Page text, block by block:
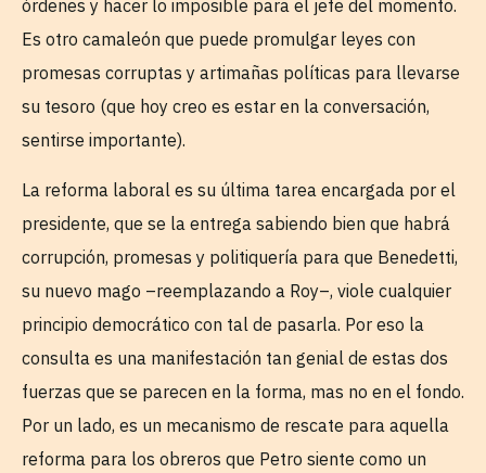
órdenes y hacer lo imposible para el jefe del momento.
Es otro camaleón que puede promulgar leyes con
promesas corruptas y artimañas políticas para llevarse
su tesoro (que hoy creo es estar en la conversación,
sentirse importante).
La reforma laboral es su última tarea encargada por el
presidente, que se la entrega sabiendo bien que habrá
corrupción, promesas y politiquería para que Benedetti,
su nuevo mago –reemplazando a Roy–, viole cualquier
principio democrático con tal de pasarla. Por eso la
consulta es una manifestación tan genial de estas dos
fuerzas que se parecen en la forma, mas no en el fondo.
Por un lado, es un mecanismo de rescate para aquella
reforma para los obreros que Petro siente como un